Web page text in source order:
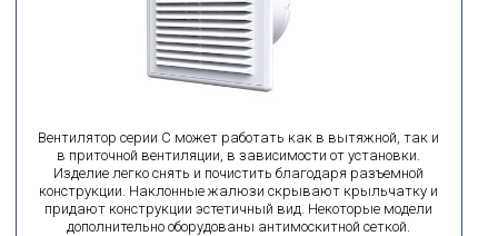
Вентилятор серии С может работать как в вытяжной, так и
в приточной вентиляции, в зависимости от установки.
Изделие легко снять и почистить благодаря разъемной
конструкции. Наклонные жалюзи скрывают крыльчатку и
придают конструкции эстетичный вид. Некоторые модели
дополнительно оборудованы антимоскитной сеткой.